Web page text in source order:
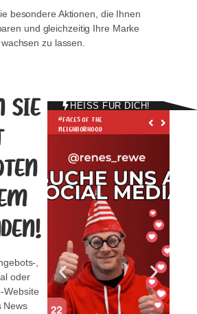
besondere Aktionen, die Ihnen
und gleichzeitig Ihre Marke
wachsen zu lassen.
SIE
,
oder
Website
News
HEISS FÜR DICH!
#SHOP LOCAL WEEK
#FACES OF THE
NEIGHBORHOOD
#MYFAVORITESTORE
#SHOP LOCAL WEEK
#FACES OF THE
NEIGHBORHOOD
#MYFAVORITESTORE
#SHOP LOCAL WEEK
#FACES OF THE
NEIGHBORHOOD
#MYFAVORITESTORE